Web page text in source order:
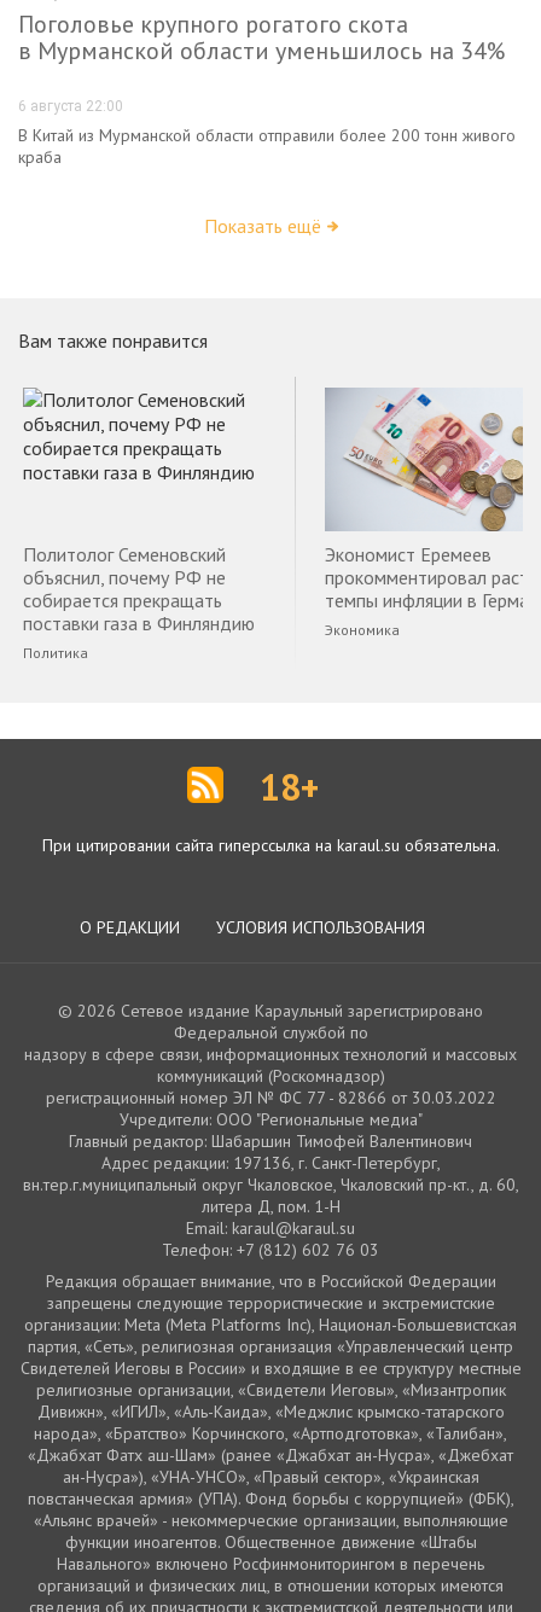
Поголовье крупного рогатого скота
в Мурманской области уменьшилось на 34%
6 августа 22:00
В Китай из Мурманской области отправили более 200 тонн живого
краба
Показать ещё
Вам также понравится
Политолог Семеновский
объяснил, почему РФ не
собирается прекращать
поставки газа в Финляндию
Политика
Экономист Еремеев
прокомментировал
темпы инфляции в
Экономика
18+
При цитировании сайта гиперссылка на karaul.su обязательна.
О РЕДАКЦИИ УСЛОВИЯ ИСПОЛЬЗОВАНИЯ
© 2026 Сетевое издание Караульный зарегистрировано
Федеральной службой по
надзору в сфере связи, информационных технологий и массовых
коммуникаций (Роскомнадзор)
регистрационный номер ЭЛ № ФС 77 - 82866 от 30.03.2022
Учредители: ООО "Региональные медиа"
Главный редактор: Шабаршин Тимофей Валентинович
Адрес редакции: 197136, г. Санкт-Петербург,
вн.тер.г.муниципальный округ Чкаловское, Чкаловский пр-кт., д. 60,
литера Д, пом. 1-Н
Email: karaul@karaul.su
Телефон: +7 (812) 602 76 03
Редакция обращает внимание, что в Российской Федерации
запрещены следующие террористические и экстремистские
организации: Meta (Meta Platforms Inc), Национал-Большевистская
партия, «Сеть», религиозная организация «Управленческий центр
Свидетелей Иеговы в России» и входящие в ее структуру местные
религиозные организации, «Свидетели Иеговы», «Мизантропик
Дивижн», «ИГИЛ», «Аль-Каида», «Меджлис крымско-татарского
народа», «Братство» Корчинского, «Артподготовка», «Талибан»,
«Джабхат Фатх аш-Шам» (ранее «Джабхат ан-Нусра», «Джебхат
ан-Нусра»), «УНА-УНСО», «Правый сектор», «Украинская
повстанческая армия» (УПА). Фонд борьбы с коррупцией» (ФБК),
«Альянс врачей» - некоммерческие организации, выполняющие
функции иноагентов. Общественное движение «Штабы
Навального» включено Росфинмониторингом в перечень
организаций и физических лиц, в отношении которых имеются
сведения об их причастности к экстремистской деятельности или